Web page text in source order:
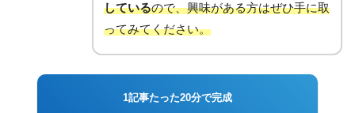
しているので、興味がある方はぜひ手に取
ってみてください。
1記事たった20分で完成